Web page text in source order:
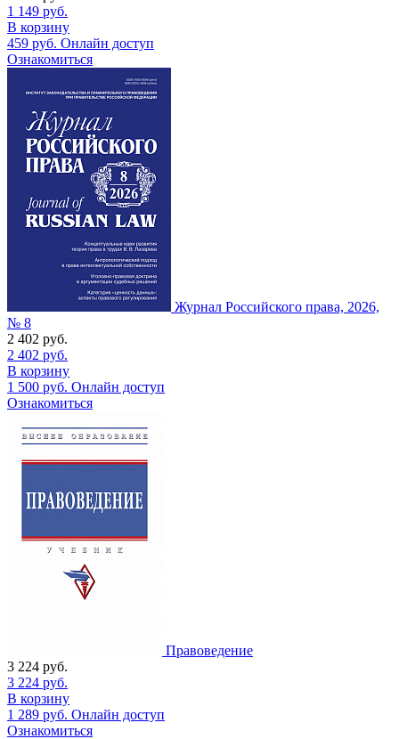
1 149 руб.
В корзину
459 руб. Онлайн доступ
Ознакомиться
Журнал Российского права, 2026,
№ 8
2 402 руб.
2 402 руб.
В корзину
1 500 руб. Онлайн доступ
Ознакомиться
Правоведение
3 224 руб.
3 224 руб.
В корзину
1 289 руб. Онлайн доступ
Ознакомиться